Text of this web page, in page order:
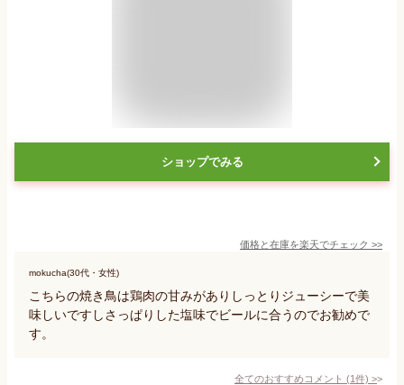
ショップでみる
価格と在庫を楽天でチェック >>
mokucha(30代・女性)
こちらの焼き鳥は鶏肉の甘みがありしっとりジューシーで美
味しいですしさっぱりした塩味でビールに合うのでお勧めで
す。
全てのおすすめコメント (1件) >